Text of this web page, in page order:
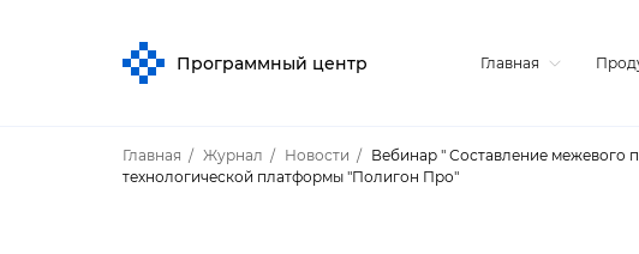
Программный центр Главная
Главная Журнал Новости
ебинар " Составление межевого
технологической платформы "Полигон Про"